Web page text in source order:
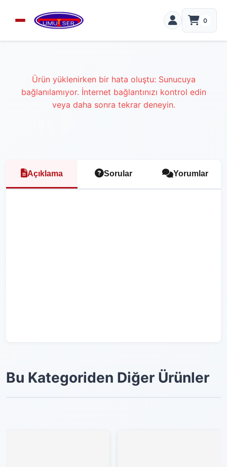
0
Ürün yüklenirken bir hata oluştu: Sunucuya
bağlanılamıyor. İnternet bağlantınızı kontrol edin
veya daha sonra tekrar deneyin.
Açıklama Sorular Yorumlar
Bu Kategoriden Diğer Ürünler